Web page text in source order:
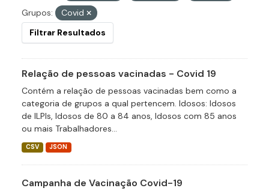
Grupos:
Covid
Filtrar Resultados
Relação de pessoas vacinadas - Covid 19
Contém a relação de pessoas vacinadas bem como a
categoria de grupos a qual pertencem. Idosos: Idosos
de ILPIs, Idosos de 80 a 84 anos, Idosos com 85 anos
ou mais Trabalhadores...
CSV JSON
Campanha de Vacinação Covid-19